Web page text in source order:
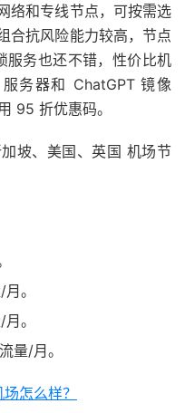
络和专线节点，可按需选
合抗风险能力较高，节点
务也还不错，性价比机
务器和 ChatGPT 镜像
95 折优惠码。
坡、美国、英国 机场节
。
。
量/月。
怎么样？